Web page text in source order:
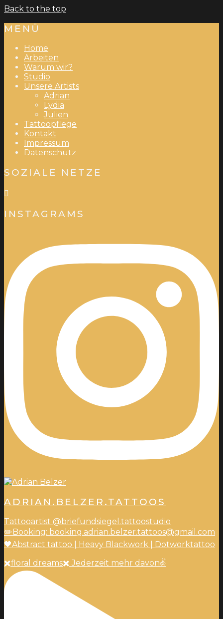
Back to the top
MENÜ
Home
Arbeiten
Warum wir?
Studio
Unsere Artists
Adrian
Lydia
Julien
Tattoopflege
Kontakt
Impressum
Datenschutz
SOZIALE NETZE
INSTAGRAMS
ADRIAN.BELZER.TATTOOS
Tattooartist @briefundsiegel.tattoostudio
✏️Booking: booking.adrian.belzer.tattoos@gmail.com
🖤Abstract tattoo | Heavy Blackwork | Dotworktattoo
✖️floral dreams✖️ Jederzeit mehr davon✌